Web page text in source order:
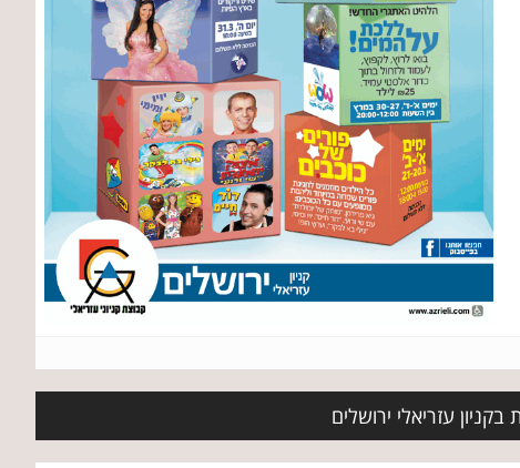
עזריאלי ירושלים